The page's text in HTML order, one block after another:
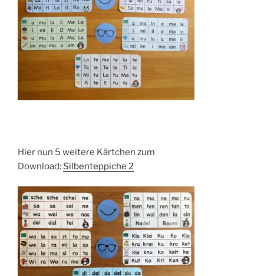
Hier nun 5 weitere Kärtchen zum
Download: Silbenteppiche 2